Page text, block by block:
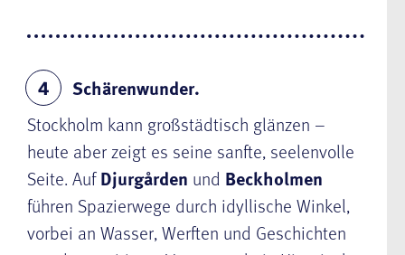
4
Schärenwunder.
Stockholm kann großstädtisch glänzen –
heute aber zeigt es seine sanfte, seelenvolle
Seite. AufDjurgården und Beckholmen
führen Spazierwege durch idyllische Winkel,
vorbei an Wasser, Werften und Geschichten